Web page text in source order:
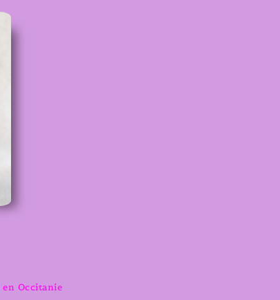
Occitanie